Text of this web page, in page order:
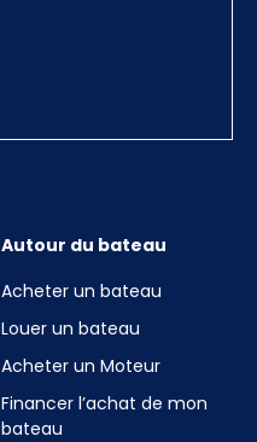
Autour du bateau
Acheter un bateau
Louer un bateau
Acheter un Moteur
Financer l’achat de mon
bateau